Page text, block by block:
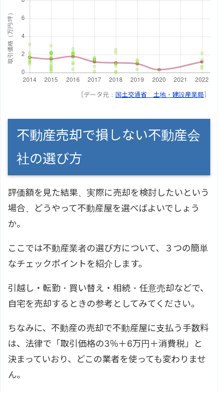
［データ元： 国土交通省 土地・建設産業局］
不動産売却で損しない不動産会
社の選び方
評価額を見た結果、実際に売却を検討したいという
場合、どうやって不動産屋を選べばよいでしょう
か。
ここでは不動産業者の選び方について、３つの簡単
なチェックポイントを紹介します。
引越し・転勤・買い替え・相続・任意売却などで、
自宅を売却するときの参考としてみてください。
ちなみに、不動産の売却で不動産屋に支払う手数料
は、法律で「取引価格の3％＋6万円＋消費税」と
決まっていおり、どこの業者を使っても変わりませ
ん。